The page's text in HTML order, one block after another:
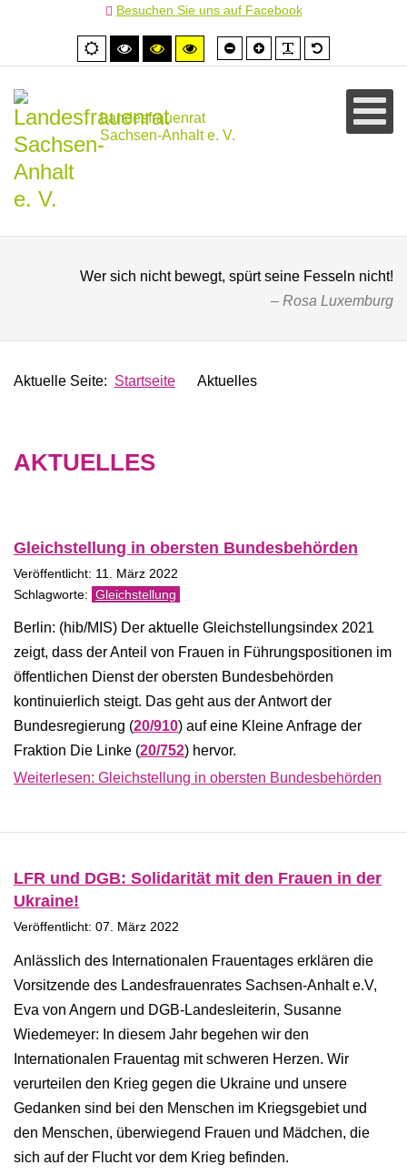
Besuchen Sie uns auf Facebook
Normale
Ansicht
Hoher
Kontrast
Hoher
Kontrast
Hoher
Kontrast
Schrift
kleiner
Schrift
größer
Landesfrauenrat
Sachsen-Anhalt e. V.
Wer sich nicht bewegt, spürt seine Fesseln nicht!
Rosa Luxemburg
Aktuelle Seite: Startseite Aktuelles
AKTUELLES
Gleichstellung in obersten Bundesbehörden
Veröffentlicht: 11. März 2022
Gleichstellung
Berlin: (hib/MIS) Der aktuelle Gleichstellungsindex 2021
zeigt, dass der Anteil von Frauen in Führungspositionen im
öffentlichen Dienst der obersten Bundesbehörden
kontinuierlich steigt. Das geht aus der Antwort der
Bundesregierung (20/910) auf eine Kleine Anfrage der
Fraktion Die Linke (20/752) hervor.
Weiterlesen: Gleichstellung in obersten Bundesbehörden
LFR und DGB: Solidarität mit den Frauen in der
Ukraine!
Veröffentlicht: 07. März 2022
Anlässlich des Internationalen Frauentages erklären die
Vorsitzende des Landesfrauenrates Sachsen-Anhalt e.V,
Eva von Angern und DGB-Landesleiterin, Susanne
Wiedemeyer: In diesem Jahr begehen wir den
Internationalen Frauentag mit schweren Herzen. Wir
verurteilen den Krieg gegen die Ukraine und unsere
Gedanken sind bei den Menschen im Kriegsgebiet und
den Menschen, überwiegend Frauen und Mädchen, die
sich auf der Flucht vor dem Krieg befinden.